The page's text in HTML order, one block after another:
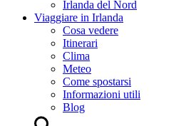
Irlanda del Nord
Viaggiare in Irlanda
Cosa vedere
Itinerari
Clima
Meteo
Come spostarsi
Informazioni utili
Blog